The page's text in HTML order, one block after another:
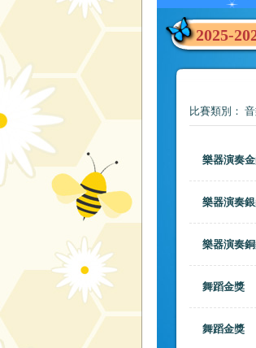
2025-
比賽類別：
樂器演奏
樂器演奏
樂器演奏
舞蹈金獎
舞蹈金獎